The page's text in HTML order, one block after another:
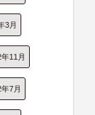
3月
11月
7月